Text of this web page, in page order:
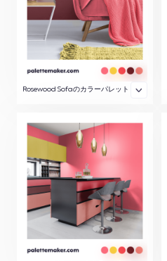
Rosewood Sofaのカラーパレット